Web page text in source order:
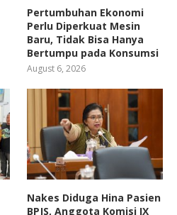
Pertumbuhan Ekonomi
Perlu Diperkuat Mesin
Baru, Tidak Bisa Hanya
Bertumpu pada Konsumsi
August 6, 2026
Nakes Diduga Hina Pasien
BPJS, Anggota Komisi IX